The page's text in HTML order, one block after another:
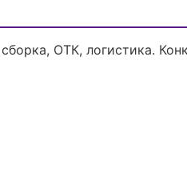
ОТК, логистика.